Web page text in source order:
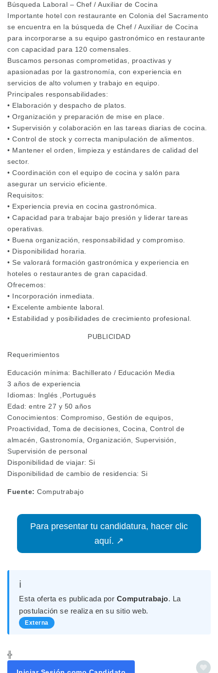
Búsqueda Laboral – Chef / Auxiliar de Cocina
Importante hotel con restaurante en Colonia del Sacramento
se encuentra en la búsqueda de Chef / Auxiliar de Cocina
para incorporarse a su equipo gastronómico en restaurante
con capacidad para 120 comensales.
Buscamos personas comprometidas, proactivas y
apasionadas por la gastronomía, con experiencia en
servicios de alto volumen y trabajo en equipo.
Principales responsabilidades:
• Elaboración y despacho de platos.
• Organización y preparación de mise en place.
• Supervisión y colaboración en las tareas diarias de cocina.
• Control de stock y correcta manipulación de alimentos.
• Mantener el orden, limpieza y estándares de calidad del
sector.
• Coordinación con el equipo de cocina y salón para
asegurar un servicio eficiente.
Requisitos:
• Experiencia previa en cocina gastronómica.
• Capacidad para trabajar bajo presión y liderar tareas
operativas.
• Buena organización, responsabilidad y compromiso.
• Disponibilidad horaria.
• Se valorará formación gastronómica y experiencia en
hoteles o restaurantes de gran capacidad.
Ofrecemos:
• Incorporación inmediata.
• Excelente ambiente laboral.
• Estabilidad y posibilidades de crecimiento profesional.
PUBLICIDAD
Requerimientos
Educación mínima: Bachillerato / Educación Media
3 años de experiencia
Idiomas: Inglés ,Portugués
Edad: entre 27 y 50 años
Conocimientos: Compromiso, Gestión de equipos,
Proactividad, Toma de decisiones, Cocina, Control de
almacén, Gastronomía, Organización, Supervisión,
Supervisión de personal
Disponibilidad de viajar: Si
Disponibilidad de cambio de residencia: Si
Fuente: Computrabajo
Para presentar tu candidatura, hacer clic
aquí. ↗
ℹ️
Esta oferta es publicada por Computrabajo. La
postulación se realiza en su sitio web.
Externa
╬